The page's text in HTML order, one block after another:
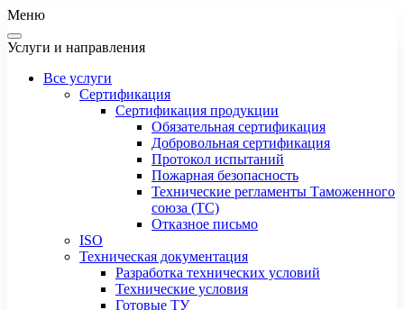
Меню
Услуги и направления
Все услуги
Сертификация
Сертификация продукции
Обязательная сертификация
Добровольная сертификация
Протокол испытаний
Пожарная безопасность
Технические регламенты Таможенного
союза (ТС)
Отказное письмо
ISO
Техническая документация
Разработка технических условий
Технические условия
Готовые ТУ